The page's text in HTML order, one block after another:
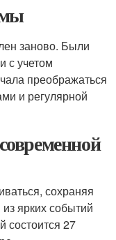
заново. Были
с учетом
преображаться
и регулярной
сохраняя
ярких событий
состоится 27